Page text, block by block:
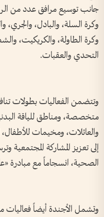
جانب توسيع مرافق عدد من
وكرة السلة، والبادل، والجري،
وكرة الطاولة، والكريكيت،
التحدي والعقبات.
وتتضمن الفعاليات بطولات
متخصصة، ومناطق للياقة
والعائلات، ومخيمات
إلى تعزيز المشاركة المجتمعية
الصحية، انسجاماً مع مبادرة
وتشمل الأجندة أيضاً فعاليات